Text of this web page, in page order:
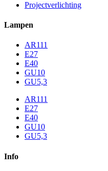
Projectverlichting
Lampen
AR111
E27
E40
GU10
GU5,3
AR111
E27
E40
GU10
GU5,3
Info